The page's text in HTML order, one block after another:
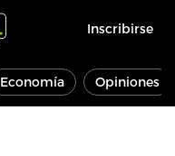
Inscribirse
Economía Opiniones